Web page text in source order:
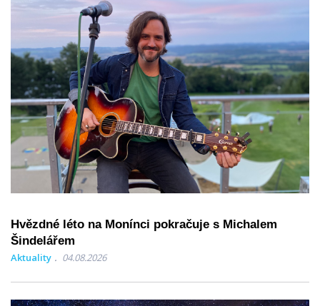
Hvězdné léto na Monínci pokračuje s Michalem
Šindelářem
Aktuality 04.08.2026